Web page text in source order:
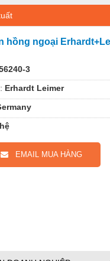
hồng ngoại
3
Erhardt Leimer
EMAIL MUA HÀNG